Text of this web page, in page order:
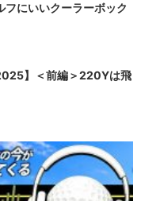
にいいクーラーボック
】＜前編＞220Yは飛